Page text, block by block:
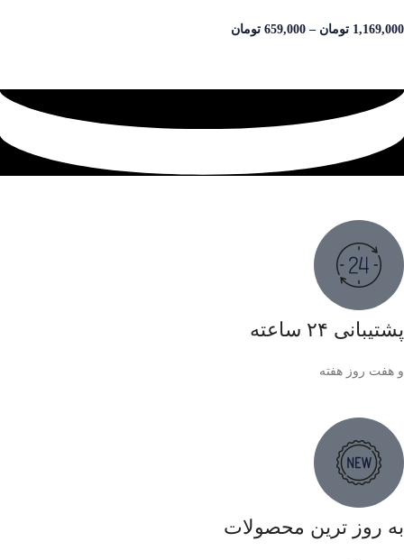
1,169,000 تومان –
659,000 تومان
پشتیبانی ۲۴ ساعته
و هفت روز هفته
به روز ترین محصولات